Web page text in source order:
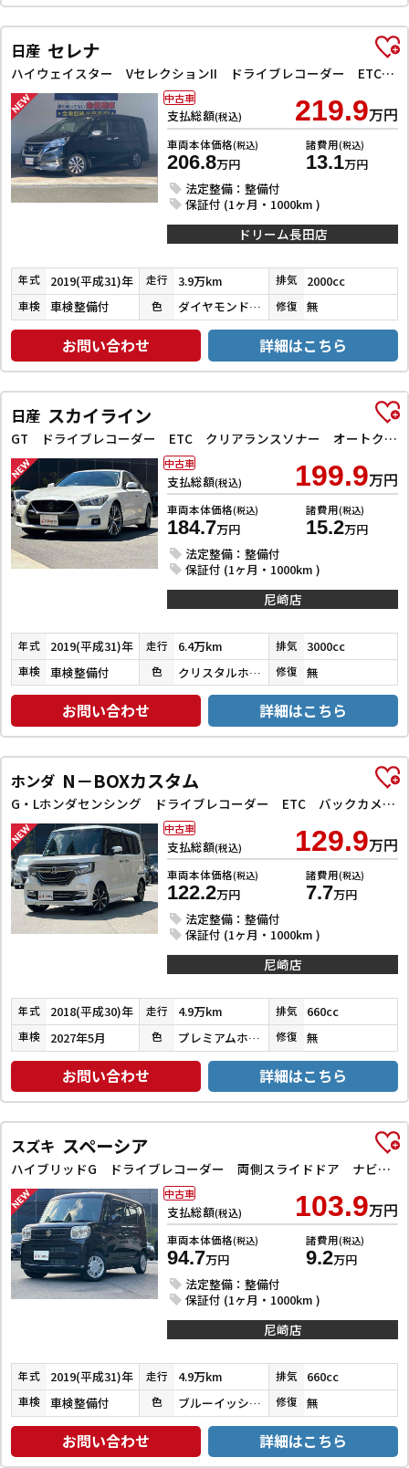
日産 セレナ
ハイウェイスター VセレクションII ドライブレコーダー ETC 全周囲カメラ ナビ TV クリアランスソナー オートクルーズコントロール パークアシスト 衝突被害軽減システム 両側電動スライドドア オートライト LEDヘッドランプ
支払総額(税込) 219.9万円
車両本体価格(税込)
206.8万円
諸費用(税込)
13.1万円
法定整備：整備付
保証付 (1ヶ月・1000km )
中古車
ドリーム長田店
年式 2019(平成31)年 走行 3.9万km 排気 2000cc
車検 車検整備付 色 ダイヤモンドブラックパール 修復 無
お問い合わせ 詳細はこちら
日産 スカイライン
GT ドライブレコーダー ETC クリアランスソナー オートクルーズコントロール 衝突被害軽減システム 全周囲カメラ ナビ TV アルミホイール オートライト LEDヘッドランプ サンルーフ AT
支払総額(税込) 199.9万円
車両本体価格(税込)
184.7万円
諸費用(税込)
15.2万円
法定整備：整備付
保証付 (1ヶ月・1000km )
中古車
尼崎店
年式 2019(平成31)年 走行 6.4万km 排気 3000cc
車検 車検整備付 色 クリスタルホワイトパール３コートパール 修復 無
お問い合わせ 詳細はこちら
ホンダ N－BOXカスタム
G・Lホンダセンシング ドライブレコーダー ETC バックカメラ 両側スライド・片側電動 ナビ TV クリアランスソナー オートクルーズコントロール レーンアシスト 衝突被害軽減システム オートライト スマートキー
支払総額(税込) 129.9万円
車両本体価格(税込)
122.2万円
諸費用(税込)
7.7万円
法定整備：整備付
保証付 (1ヶ月・1000km )
中古車
尼崎店
年式 2018(平成30)年 走行 4.9万km 排気 660cc
車検 2027年5月 色 プレミアムホワイトパールⅡ 修復 無
お問い合わせ 詳細はこちら
スズキ スペーシア
ハイブリッドG ドライブレコーダー 両側スライドドア ナビ TV オートライト スマートキー アイドリングストップ 電動格納ミラー ベンチシート CVT ABS ESC CD エアコン パワーウィンドウ
支払総額(税込) 103.9万円
車両本体価格(税込)
94.7万円
諸費用(税込)
9.2万円
法定整備：整備付
保証付 (1ヶ月・1000km )
中古車
尼崎店
年式 2019(平成31)年 走行 4.9万km 排気 660cc
車検 車検整備付 色 ブルーイッシュブラックパール３ 修復 無
お問い合わせ 詳細はこちら